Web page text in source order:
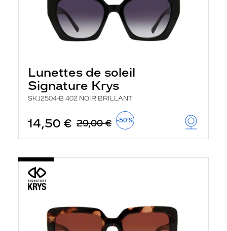
Lunettes de soleil
Signature Krys
SKJ2504-B 402 NOIR BRILLANT
14,50 € 29,00 € -50%